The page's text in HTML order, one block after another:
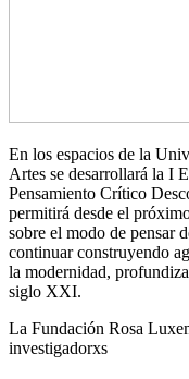
En los espacios de la
Artes se desarrollará la I
Pensamiento Crítico
permitirá desde el
sobre el modo de pensar
continuar construyendo
la modernidad,
siglo XXI.
La Fundación Rosa
investigadorxs